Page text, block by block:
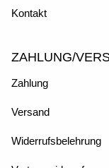
Kontakt
ZAHLUNG/
Zahlung
Versand
Widerrufsbelehrung